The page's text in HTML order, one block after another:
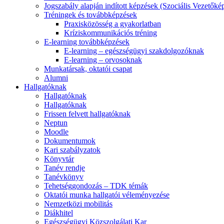
Jogszabály alapján indított képzések (Szociális
Tréningek és továbbképzések
Praxisközösség a gyakorlatban
Kríziskommunikációs tréning
E-learning továbbképzések
E-learning – egészségügyi szakdolgozóknak
E-learning – orvosoknak
Munkatársak, oktatói csapat
Alumni
Hallgatóknak
Hallgatóknak
Hallgatóknak
Frissen felvett hallgatóknak
Neptun
Moodle
Dokumentumok
Kari szabályzatok
Könyvtár
Tanév rendje
Tanévkönyv
Tehetséggondozás – TDK témák
Oktatói munka hallgatói véleményezése
Nemzetközi mobilitás
Diákhitel
Egészségügyi Közszolgálati Kar